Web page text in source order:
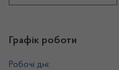
Графік роботи
Робочі дні: